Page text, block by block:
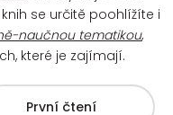
se určitě poohlížíte i
naučnou tematikou,
které je zajímají.
První čtení